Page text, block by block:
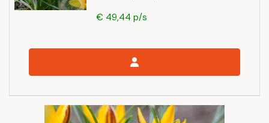
€ 49,44 p/s